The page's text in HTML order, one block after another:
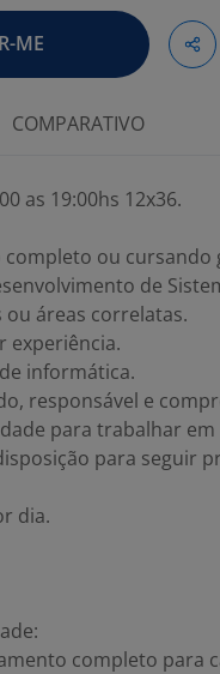
ME
COMPARATIVO
as 19:00hs 12x36.
ou cursando
de
ou áreas correlatas.
experiência.
informática.
responsável e
para trabalhar em
para seguir
dia.
completo para